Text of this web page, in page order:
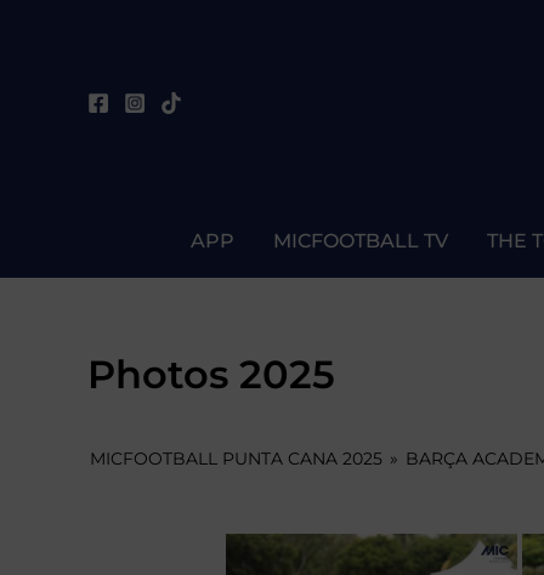
APP MICFOOTBALL TV THE
Photos 2025
MICFOOTBALL PUNTA CANA 2025 » BARÇA